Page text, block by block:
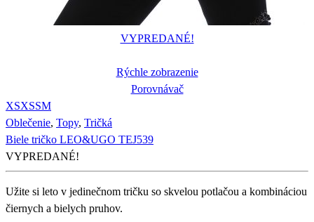
VYPREDANÉ!
Rýchle zobrazenie
Porovnávač
XSXSSM
Oblečenie, Topy, Tričká
Biele tričko LEO&UGO TEJ539
VYPREDANÉ!
Užite si leto v jedinečnom tričku so skvelou potlačou a kombináciou
čiernych a bielych pruhov.